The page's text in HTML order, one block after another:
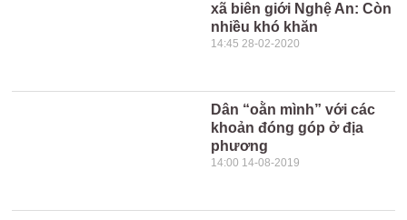
xã biên giới Nghệ An: Còn
nhiều khó khăn
14:45 28-02-2020
Dân “oằn mình” với các
khoản đóng góp ở địa
phương
14:00 14-08-2019